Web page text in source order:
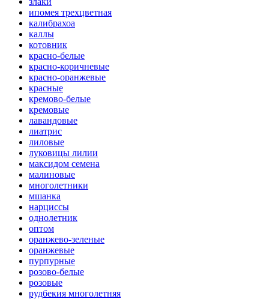
ипомея трехцветная
калибрахоа
каллы
котовник
красно-белые
красно-коричневые
красно-оранжевые
красные
кремово-белые
кремовые
лавандовые
лиатрис
лиловые
луковицы лилии
максидом семена
малиновые
многолетники
мшанка
нарциссы
однолетник
оптом
оранжево-зеленые
оранжевые
пурпурные
розово-белые
розовые
рудбекия многолетняя